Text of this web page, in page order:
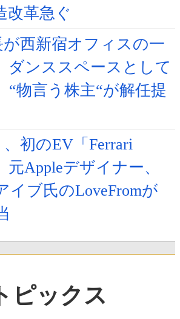
革急ぐ
西新宿オフィスの一
ダンススペースとして
物言う株主“が解任提
初のEV「Ferrari
Appleデザイナー、
イブ氏のLoveFromが
ピックス